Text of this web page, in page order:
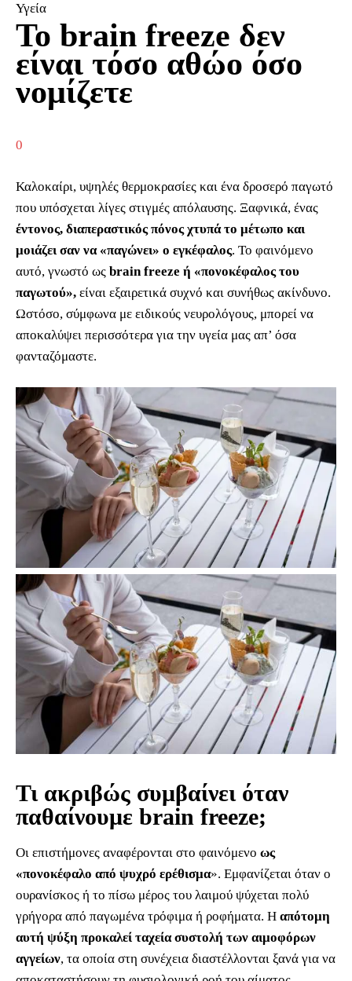
Υγεία
Το brain freeze δεν
είναι τόσο αθώο όσο
νομίζετε
0
Καλοκαίρι, υψηλές θερμοκρασίες και ένα δροσερό παγωτό
που υπόσχεται λίγες στιγμές απόλαυσης. Ξαφνικά, ένας
έντονος, διαπεραστικός πόνος χτυπά το μέτωπο και
μοιάζει σαν να «παγώνει» ο εγκέφαλος. Το φαινόμενο
αυτό, γνωστό ως brain freeze ή «πονοκέφαλος του
παγωτού», είναι εξαιρετικά συχνό και συνήθως ακίνδυνο.
Ωστόσο, σύμφωνα με ειδικούς νευρολόγους, μπορεί να
αποκαλύψει περισσότερα για την υγεία μας απ’ όσα
φανταζόμαστε.
Τι ακριβώς συμβαίνει όταν
παθαίνουμε brain freeze;
Οι επιστήμονες αναφέρονται στο φαινόμενο ως
«πονοκέφαλο από ψυχρό ερέθισμα». Εμφανίζεται όταν ο
ουρανίσκος ή το πίσω μέρος του λαιμού ψύχεται πολύ
γρήγορα από παγωμένα τρόφιμα ή ροφήματα. Η απότομη
αυτή ψύξη προκαλεί ταχεία συστολή των αιμοφόρων
αγγείων, τα οποία στη συνέχεια διαστέλλονται ξανά για να